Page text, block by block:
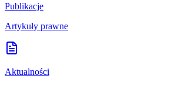
Publikacje
Artykuły prawne
Aktualności